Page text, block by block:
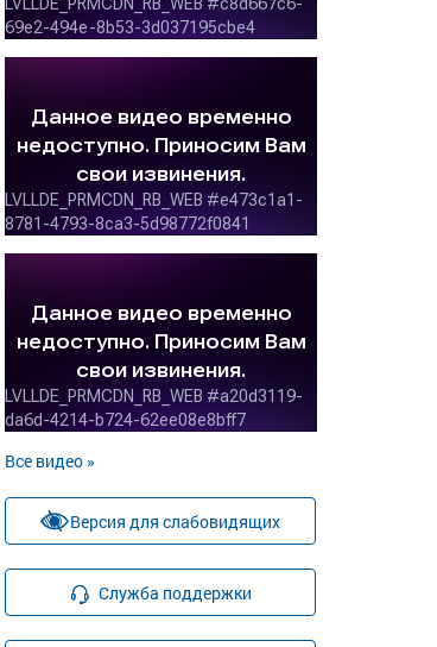
Все видео »
Версия для слабовидящих
Служба поддержки